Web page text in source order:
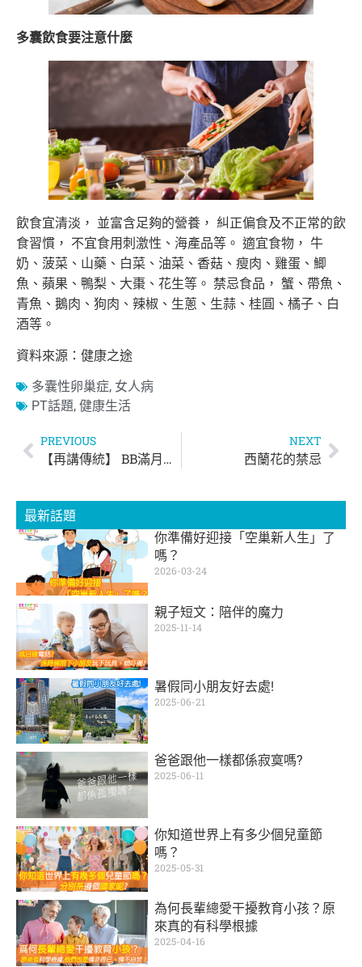
多囊飲食要注意什麼
飲食宜清淡， 並富含足夠的營養， 糾正偏食及不正常的飲
食習慣， 不宜食用刺激性、海產品等。 適宜食物， 牛
奶、菠菜、山藥、白菜、油菜、香菇、瘦肉、雞蛋、鯽
魚、蘋果、鴨梨、大棗、花生等。 禁忌食品， 蟹、帶魚、
青魚、鵝肉、狗肉、辣椒、生蔥、生蒜、桂圓、橘子、白
酒等。
資料來源：健康之途
多囊性卵巢症, 女人病
PT話題, 健康生活
PREVIOUS
【再講傳統】 BB滿月要派紅雞蛋，剃胎髮？
NEXT
西蘭花的禁忌
最新話題
你準備好迎接「空巢新人生」了
嗎？
2026-03-24
親子短文：陪伴的魔力
2025-11-14
暑假同小朋友好去處!
2025-06-21
爸爸跟他一樣都係寂寞嗎?
2025-06-11
你知道世界上有多少個兒童節
嗎？
2025-05-31
為何長輩總愛干擾教育小孩？原
來真的有科學根據
2025-04-16